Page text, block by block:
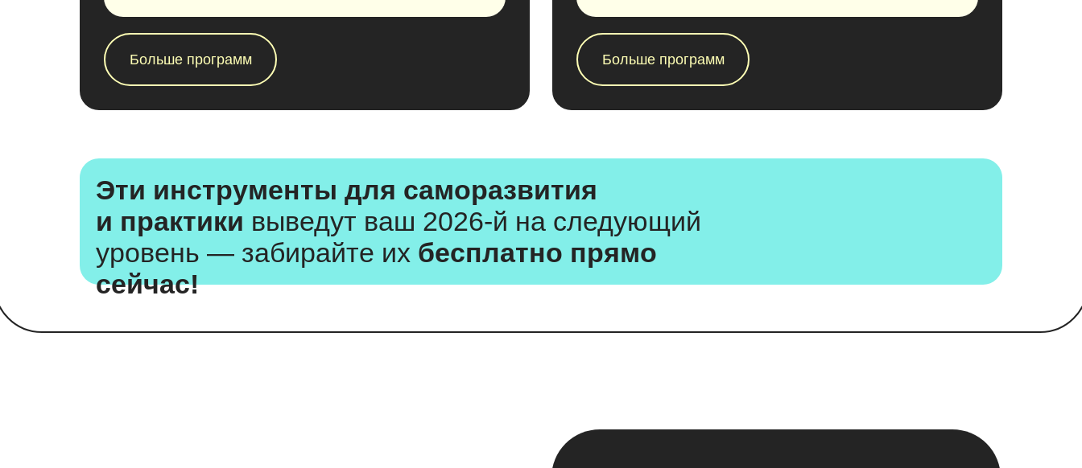
Больше программ Больше программ
Эти инструменты для саморазвития
и практики выведут ваш 2026-й на следующий
уровень — забирайте их бесплатно прямо
сейчас!